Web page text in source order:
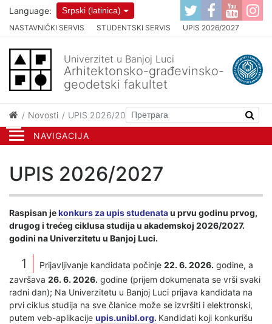
NAVIGACIJA
NASTAVNIČKI SERVIS STUDENTSKI SERVIS UPIS 2026/2027
Language: Srpski (latinica)
Univerzitet u Banjoj Luci
Arhitektonsko-građevinsko-
geodetski fakultet
Novosti UPIS 2026/2027
UPIS 2026/2027
Raspisan jekonkurs za upis studenatau prvu godinu prvog,
drugog i trećeg ciklusa studija u akademskoj 2026/2027.
godini na Univerzitetu u Banjoj Luci.
Prijavljivanje kandidata počinje 22. 6. 2026. godine, a
završava 26. 6. 2026. godine (prijem dokumenata se vrši svaki
radni dan); Na Univerzitetu u Banjoj Luci prijava kandidata na
prvi ciklus studija na sve članice može se izvršiti i elektronski,
putem veb-aplikacije upis.unibl.org. Kandidati koji konkurišu